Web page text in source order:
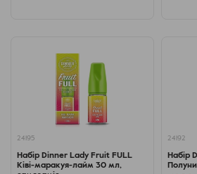
24195
Набір Dinner Lady Fruit FULL
Ківі-маракуя-лайм 30 мл,
24192
Набір